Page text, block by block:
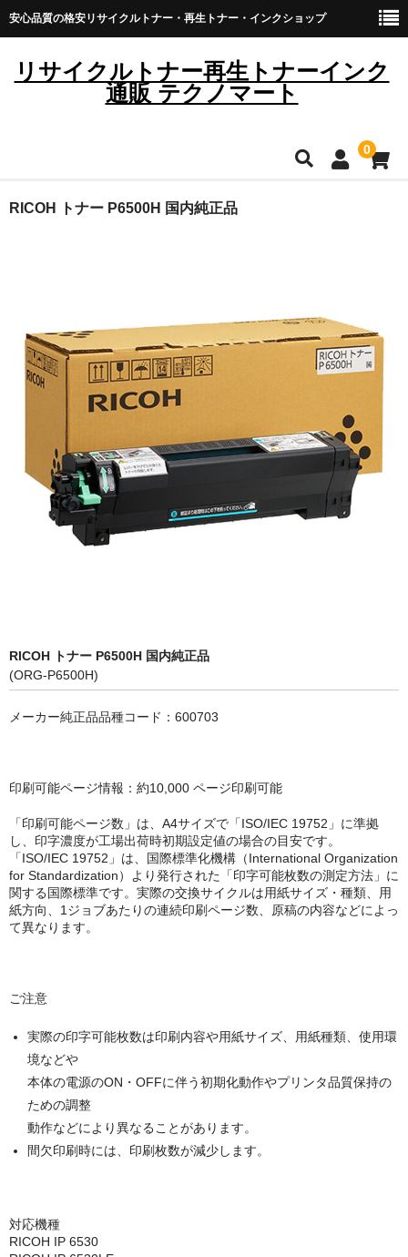
安心品質の格安リサイクルトナー・再生トナー・インクショップ
リサイクルトナー再生トナーインク
通販 テクノマート
0
HOME
ブラザー
リコー
富士フイルムBI
NEC
エプソン
京セラ
インクカートリッジ
キヤノン CANON
エプソン EPSON
ブラザー BROTHER
リコー RICOH
リソー RISO
リコー RICOH
デュプロ duplo
RICOH トナー P6500H 国内純正品
RICOH トナー P6500H 国内純正品
(ORG-P6500H)
メーカー純正品品種コード：600703
印刷可能ページ情報：約10,000 ページ印刷可能
「印刷可能ページ数」は、A4サイズで「ISO/IEC 19752」に準拠
し、印字濃度が工場出荷時初期設定値の場合の目安です。
「ISO/IEC 19752」は、国際標準化機構（International Organization
for Standardization）より発行された「印字可能枚数の測定方法」に
関する国際標準です。実際の交換サイクルは用紙サイズ・種類、用
紙方向、1ジョブあたりの連続印刷ページ数、原稿の内容などによっ
て異なります。
ご注意
実際の印字可能枚数は印刷内容や用紙サイズ、用紙種類、使用環
境などや
本体の電源のON・OFFに伴う初期化動作やプリンタ品質保持の
ための調整
動作などにより異なることがあります。
間欠印刷時には、印刷枚数が減少します。
対応機種
RICOH IP 6530